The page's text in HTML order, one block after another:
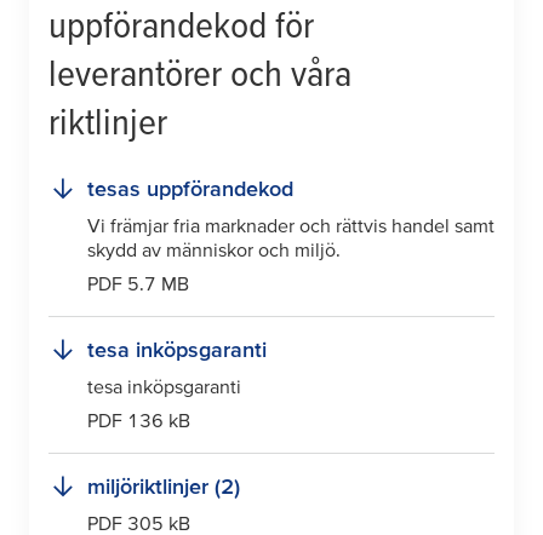
uppförandekod för
leverantörer och våra
riktlinjer
tesas uppförandekod
Vi främjar fria marknader och rättvis handel samt
skydd av människor och miljö.
PDF 5.7 MB
tesa inköpsgaranti
tesa inköpsgaranti
PDF 136 kB
miljöriktlinjer (2)
PDF 305 kB